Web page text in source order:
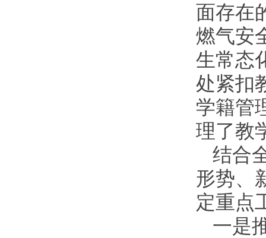
面存在
燃气安
生常态
处紧扣
学籍管
理了教
结合
形势、
定重点
一是